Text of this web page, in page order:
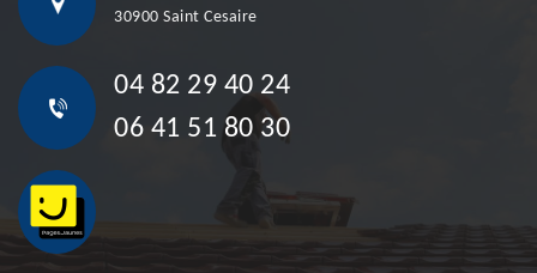
30900 Saint Cesaire
04 82 29 40 24
06 41 51 80 30